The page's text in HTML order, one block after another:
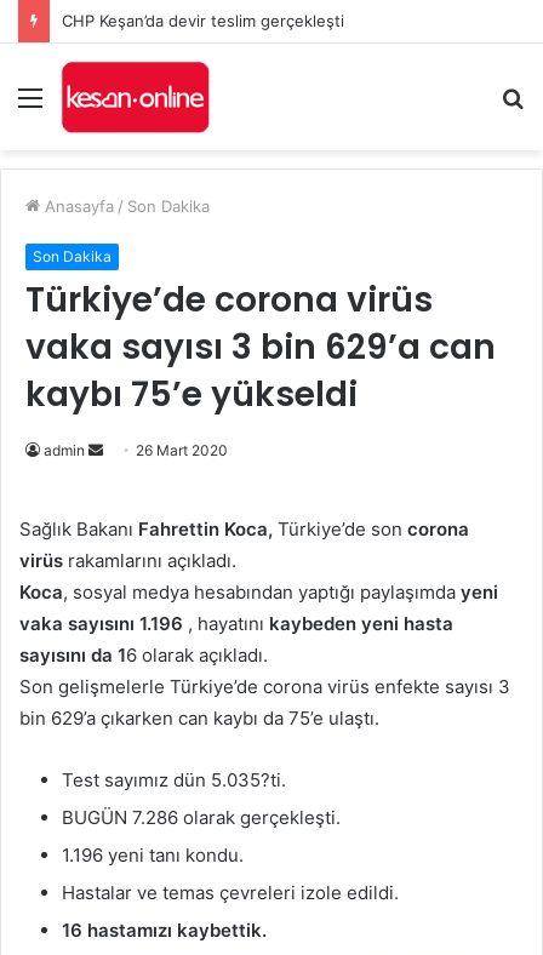
CHP Keşan’da devir teslim gerçekleşti
Menü
...
Anasayfa / Son Dakika
Son Dakika
Türkiye’de corona virüs
vaka sayısı 3 bin 629’a can
kaybı 75’e yükseldi
admin
Bir
göndermek
26 Mart 2020
Sağlık Bakanı Fahrettin Koca, Türkiye’de son corona
virüs rakamlarını açıkladı.
Koca, sosyal medya hesabından yaptığı paylaşımda yeni
vaka sayısını 1.196 , hayatını kaybeden yeni hasta
sayısını da 16 olarak açıkladı.
Son gelişmelerle Türkiye’de corona virüs enfekte sayısı 3
bin 629’a çıkarken can kaybı da 75’e ulaştı.
Test sayımız dün 5.035?ti.
BUGÜN 7.286 olarak gerçekleşti.
1.196 yeni tanı kondu.
Hastalar ve temas çevreleri izole edildi.
16 hastamızı kaybettik.